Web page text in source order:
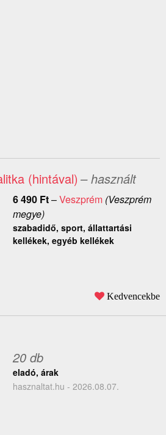
(hintával) – használt
6 490 Ft–Veszprém(Veszprém
megye)
szabadidő, sport, állattartási
kellékek, egyéb kellékek
Kedvencekbe
20 db
eladó, árak
hasznaltat.hu - 2026.08.07.